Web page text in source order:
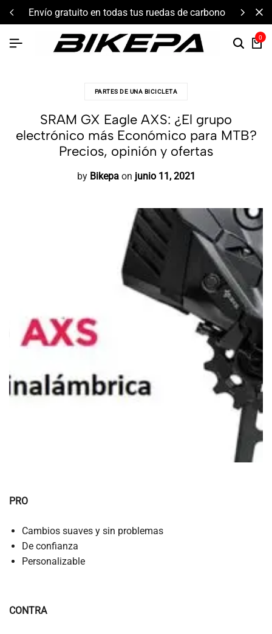
envío gratuito en todas tus ruedas de carbono
0
PARTES DE UNA BICICLETA
SRAM GX Eagle AXS: ¿El grupo
electrónico más Económico para MTB?
Precios, opinión y ofertas
by Bikepa on junio 11, 2021
PRO
Cambios suaves y sin problemas
De confianza
Personalizable
CONTRA